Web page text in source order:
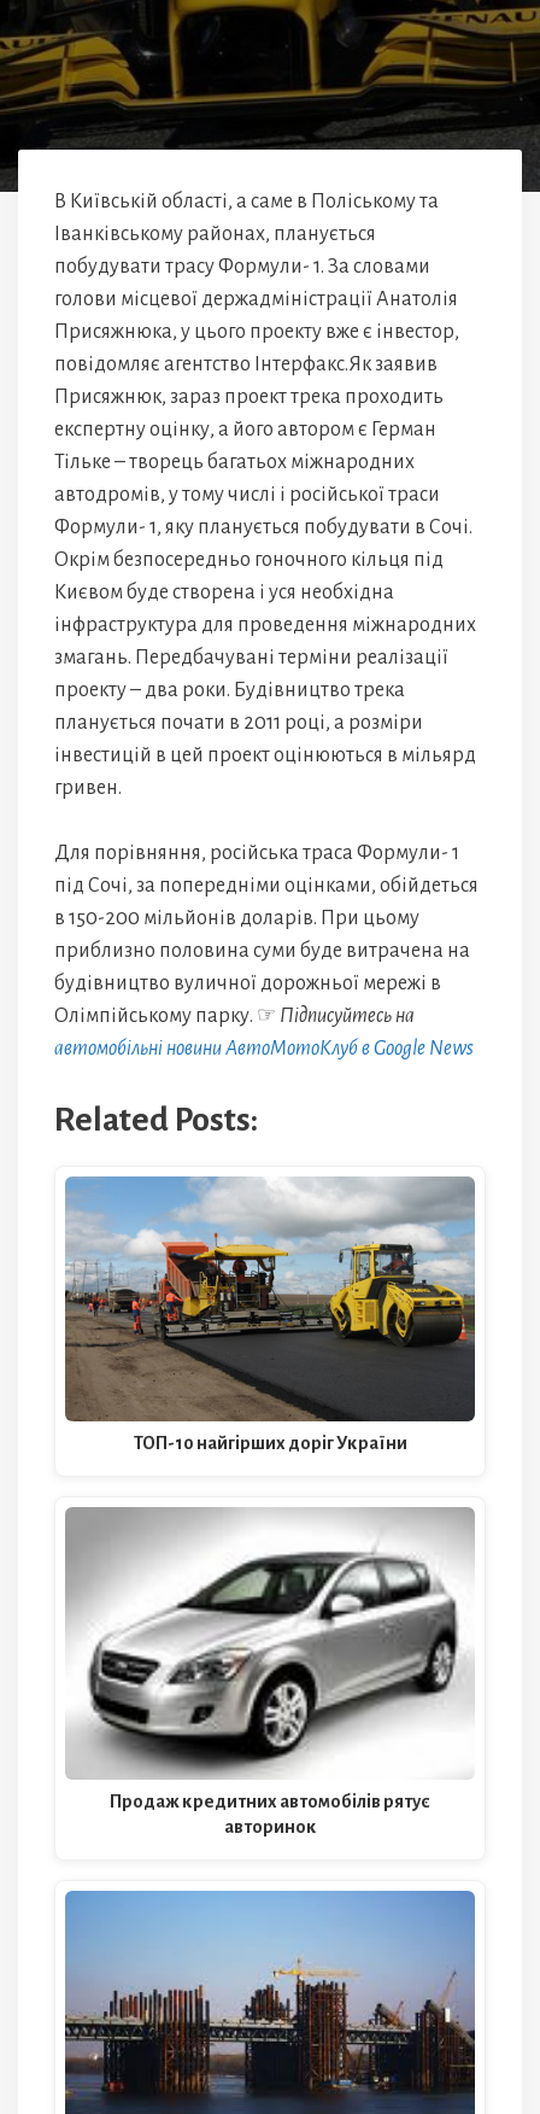
В Київській області, а саме в Поліському та
Іванківському районах, планується
побудувати трасу Формули- 1. За словами
голови місцевої держадміністрації Анатолія
Присяжнюка, у цього проекту вже є інвестор,
повідомляє агентство Інтерфакс.Як заявив
Присяжнюк, зараз проект трека проходить
експертну оцінку, а його автором є Герман
Тільке – творець багатьох міжнародних
автодромів, у тому числі і російської траси
Формули- 1, яку планується побудувати в Сочі.
Окрім безпосередньо гоночного кільця під
Києвом буде створена і уся необхідна
інфраструктура для проведення міжнародних
змагань. Передбачувані терміни реалізації
проекту – два роки. Будівництво трека
планується почати в 2011 році, а розміри
інвестицій в цей проект оцінюються в мільярд
гривен.
Для порівняння, російська траса Формули- 1
під Сочі, за попередніми оцінками, обійдеться
в 150-200 мільйонів доларів. При цьому
приблизно половина суми буде витрачена на
будівництво вуличної дорожньої мережі в
Олімпійському парку. ☞ Підписуйтесь на
автомобільні новини АвтоМотоКлуб в Google News
Related Posts:
ТОП-10 найгірших доріг України
Продаж кредитних автомобілів рятує
авторинок